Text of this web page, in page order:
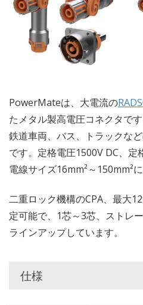
PowerMateは、大電流の
たメタル製高電圧コネクタで
鉄道車両、バス、トラックな
です。定格電圧1500V DC、定
電線サイズ16mm²～150mm²
二重ロック機構のCPA、最大
定可能で、1芯～3芯、ストレ
ラインアップしています。
仕様